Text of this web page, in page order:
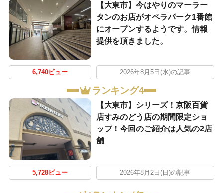
【大東市】今はやりのマーラー
タンのお店がオペラパーク1番館
にオープンするようです。情報
提供を頂きました。
6,740ビュー 2026年8月5日(水)の記事
ランキング4
【大東市】シリーズ！京阪百貨
店すみのどう店の期間限定ショ
ップ！今回のご紹介は人気の2店
舗
5,728ビュー 2026年8月2日(日)の記事